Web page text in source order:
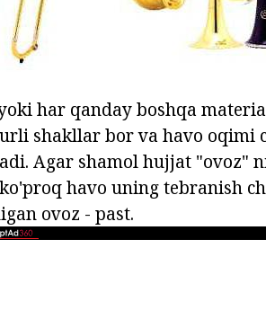
har qanday boshqa
shakllar bor va havo
Agar shamol hujjat "ovoz"
havo uning tebranish
ovoz - past.